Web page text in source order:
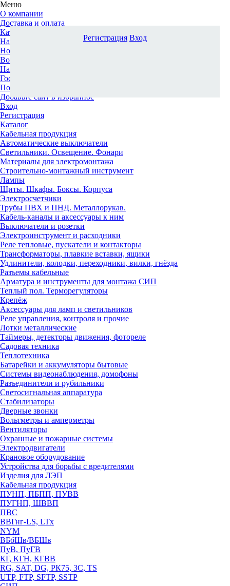
Меню
О компании
Доставка и оплата
Каталог
Наши офисы
Новости и новинки
Вопрос-ответ
Наша команда
Гос. заказчикам
Поставщикам
Добавьте сайт в избранное
Вход
Регистрация
Каталог
Кабельная продукция
Автоматические выключатели
Светильники. Освещение. Фонари
Материалы для электромонтажа
Строительно-монтажный инструмент
Лампы
Щиты. Шкафы. Боксы. Корпуса
Электросчетчики
Трубы ПВХ и ПНД. Металлорукав.
Кабель-каналы и аксессуары к ним
Выключатели и розетки
Электроинструмент и расходники
Реле тепловые, пускатели и контакторы
Трансформаторы, плавкие вставки, ящики
Удлинители, колодки, переходники, вилки, гнёзда
Разъемы кабельные
Арматура и инструменты для монтажа СИП
Теплый пол. Терморегуляторы
Крепёж
Аксессуары для ламп и светильников
Реле управления, контроля и прочие
Лотки металлические
Таймеры, детекторы движения, фотореле
Садовая техника
Теплотехника
Батарейки и аккумуляторы бытовые
Системы видеонаблюдения, домофоны
Разъединители и рубильники
Светосигнальная аппаратура
Стабилизаторы
Дверные звонки
Вольтметры и амперметры
Вентиляторы
Охранные и пожарные системы
Электродвигатели
Крановое оборудование
Устройства для борьбы с вредителями
Изделия для ЛЭП
Кабельная продукция
ПУНП, ПБПП, ПУВВ
ПУГНП, ШВВП
ПВС
ВВГнг-LS, LTx
NYM
ВБбШв/ВБШв
ПуВ, ПуГВ
КГ, КГН, КГВВ
RG, SAT, DG, РК75, 3С, TS
UTP, FTP, SFTP, SSTP
Регистрация Вход